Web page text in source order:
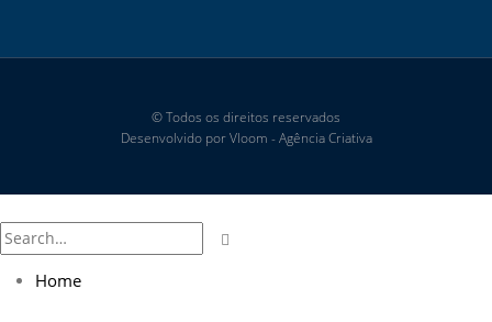
© Todos os direitos reservados
Desenvolvido por Vloom - Agência Criativa
Home